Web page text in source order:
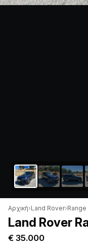
Αρχική›Land Rover›
Land Rover
€ 35.000